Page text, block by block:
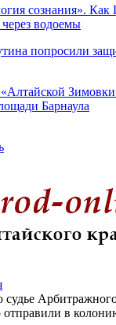
сознания».
через водоемы
попросили
Барнаула
судье
отправили в